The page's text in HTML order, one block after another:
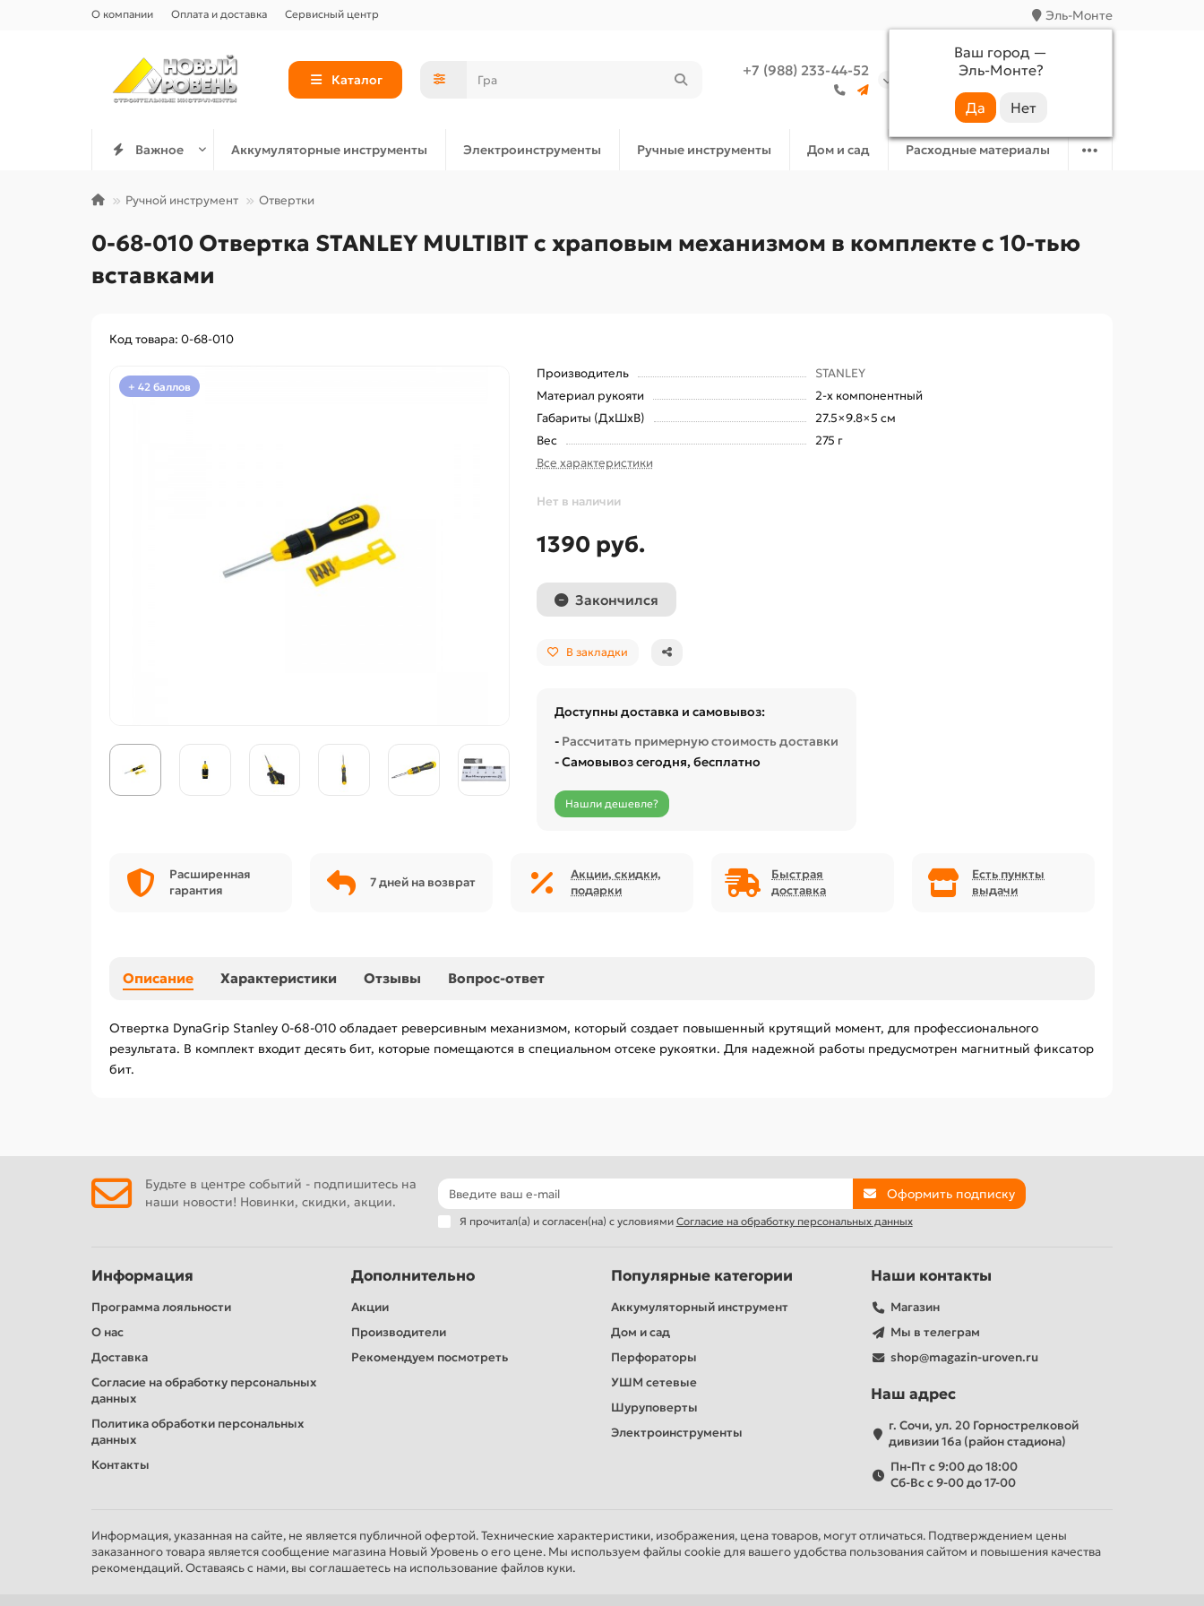
О компании Оплата и доставка Сервисный центр Эль-Монте
Ваш город —
Эль-Монте?
Каталог
+7 (988) 233-44-52
Аккаунт Избранное
Важное Аккумуляторные инструменты Электроинструменты Ручные инструменты Дом и сад Расходные материалы
Ручной инструмент Отвертки
0-68-010 Отвертка STANLEY MULTIBIT с храповым механизмом в комплекте с 10-тью
вставками
Код товара: 0-68-010
+ 42 баллов
Производитель
STANLEY
Материал рукояти
2-х компонентный
Габариты (ДхШхВ)
27.5×9.8×5 см
Вес
275 г
Все характеристики
Нет в наличии
1390 руб.
Закончился
В закладки
Доступны доставка и самовывоз:
- Рассчитать примерную стоимость доставки
- Самовывоз сегодня, бесплатно
Нашли дешевле?
Расширенная
гарантия
7 дней на возврат
Акции, скидки,
подарки
Быстрая
доставка
Есть пункты
выдачи
Описание Характеристики Отзывы Вопрос-ответ
Отвертка DynaGrip Stanley 0-68-010 обладает реверсивным механизмом, который создает повышенный крутящий момент, для профессионального
результата. В комплект входит десять бит, которые помещаются в специальном отсеке рукоятки. Для надежной работы предусмотрен магнитный фиксатор
бит.
Будьте в центре событий - подпишитесь на
наши новости! Новинки, скидки, акции.
Оформить подписку
Я прочитал(а) и согласен(на) с условиями Согласие на обработку персональных данных
Информация
Программа лояльности
О нас
Доставка
Согласие на обработку персональных
данных
Политика обработки персональных
данных
Контакты
Дополнительно
Акции
Производители
Рекомендуем посмотреть
Популярные категории
Аккумуляторный инструмент
Дом и сад
Перфораторы
УШМ сетевые
Шуруповерты
Электроинструменты
Наши контакты
Магазин
Мы в телеграм
shop@magazin-uroven.ru
Наш адрес
г. Сочи, ул. 20 Горнострелковой
дивизии 16а (район стадиона)
Пн-Пт с 9:00 до 18:00
Сб-Вс с 9-00 до 17-00
Информация, указанная на сайте, не является публичной офертой. Технические характеристики, изображения, цена товаров, могут отличаться. Подтверждением цены
заказанного товара является сообщение магазина Новый Уровень о его цене. Мы используем файлы cookie для вашего удобства пользования сайтом и повышения качества
рекомендаций. Оставаясь с нами, вы соглашаетесь на использование файлов куки.